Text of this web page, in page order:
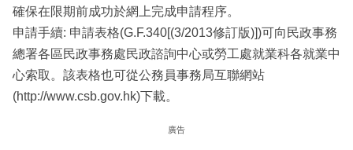
確保在限期前成功於網上完成申請程序。
申請手續: 申請表格(G.F.340[(3/2013修訂版)])可向民政事務
總署各區民政事務處民政諮詢中心或勞工處就業科各就業中
心索取。該表格也可從公務員事務局互聯網站
(http://www.csb.gov.hk)下載。
廣告